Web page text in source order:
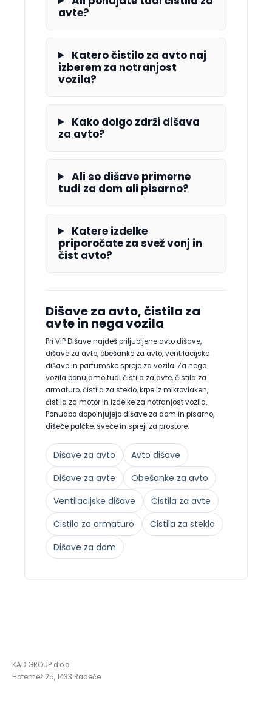
avte?
Katero čistilo za avto naj
izberem za notranjost
vozila?
Kako dolgo zdrži dišava
za avto?
Ali so dišave primerne
tudi za dom ali pisarno?
Katere izdelke
priporočate za svež vonj in
čist avto?
Dišave za avto, čistila za
avte in nega vozila
Pri VIP Dišave najdeš priljubljene avto dišave,
dišave za avte, obešanke za avto, ventilacijske
dišave in parfumske spreje za vozila. Za nego
vozila ponujamo tudi čistila za avte, čistila za
armaturo, čistila za steklo, krpe iz mikrovlaken,
čistila za motor in izdelke za notranjost vozila.
Ponudbo dopolnjujejo dišave za dom in pisarno,
dišeče palčke, sveče in spreji za prostore.
Dišave za avto
Avto dišave
Dišave za avte
Obešanke za avto
Ventilacijske dišave
Čistila za avte
Čistilo za armaturo
Čistila za steklo
Dišave za dom
KAD GROUP d.o.o.
Hotemež 25, 1433 Radeče